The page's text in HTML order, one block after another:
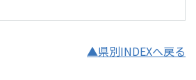
▲県別INDEXへ戻る